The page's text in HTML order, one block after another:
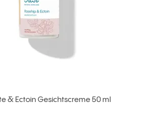
& Ectoin Gesichtscreme 50 ml